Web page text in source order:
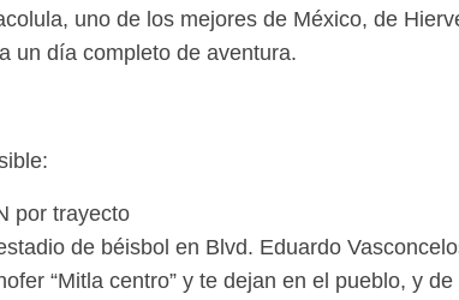
uno de los mejores de México, de
un día completo de aventura.
por trayecto
de béisbol en Blvd. Eduardo
“Mitla centro” y te dejan en el pueblo, y